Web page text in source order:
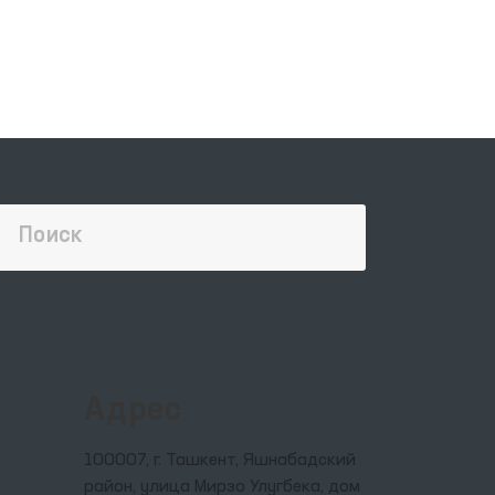
100007, г. Ташкент, Яшнабадский
район, улица Мирзо Улугбека, дом